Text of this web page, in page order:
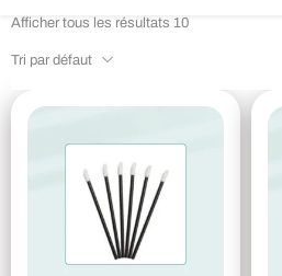
Afficher tous les résultats 10
Tri par défaut